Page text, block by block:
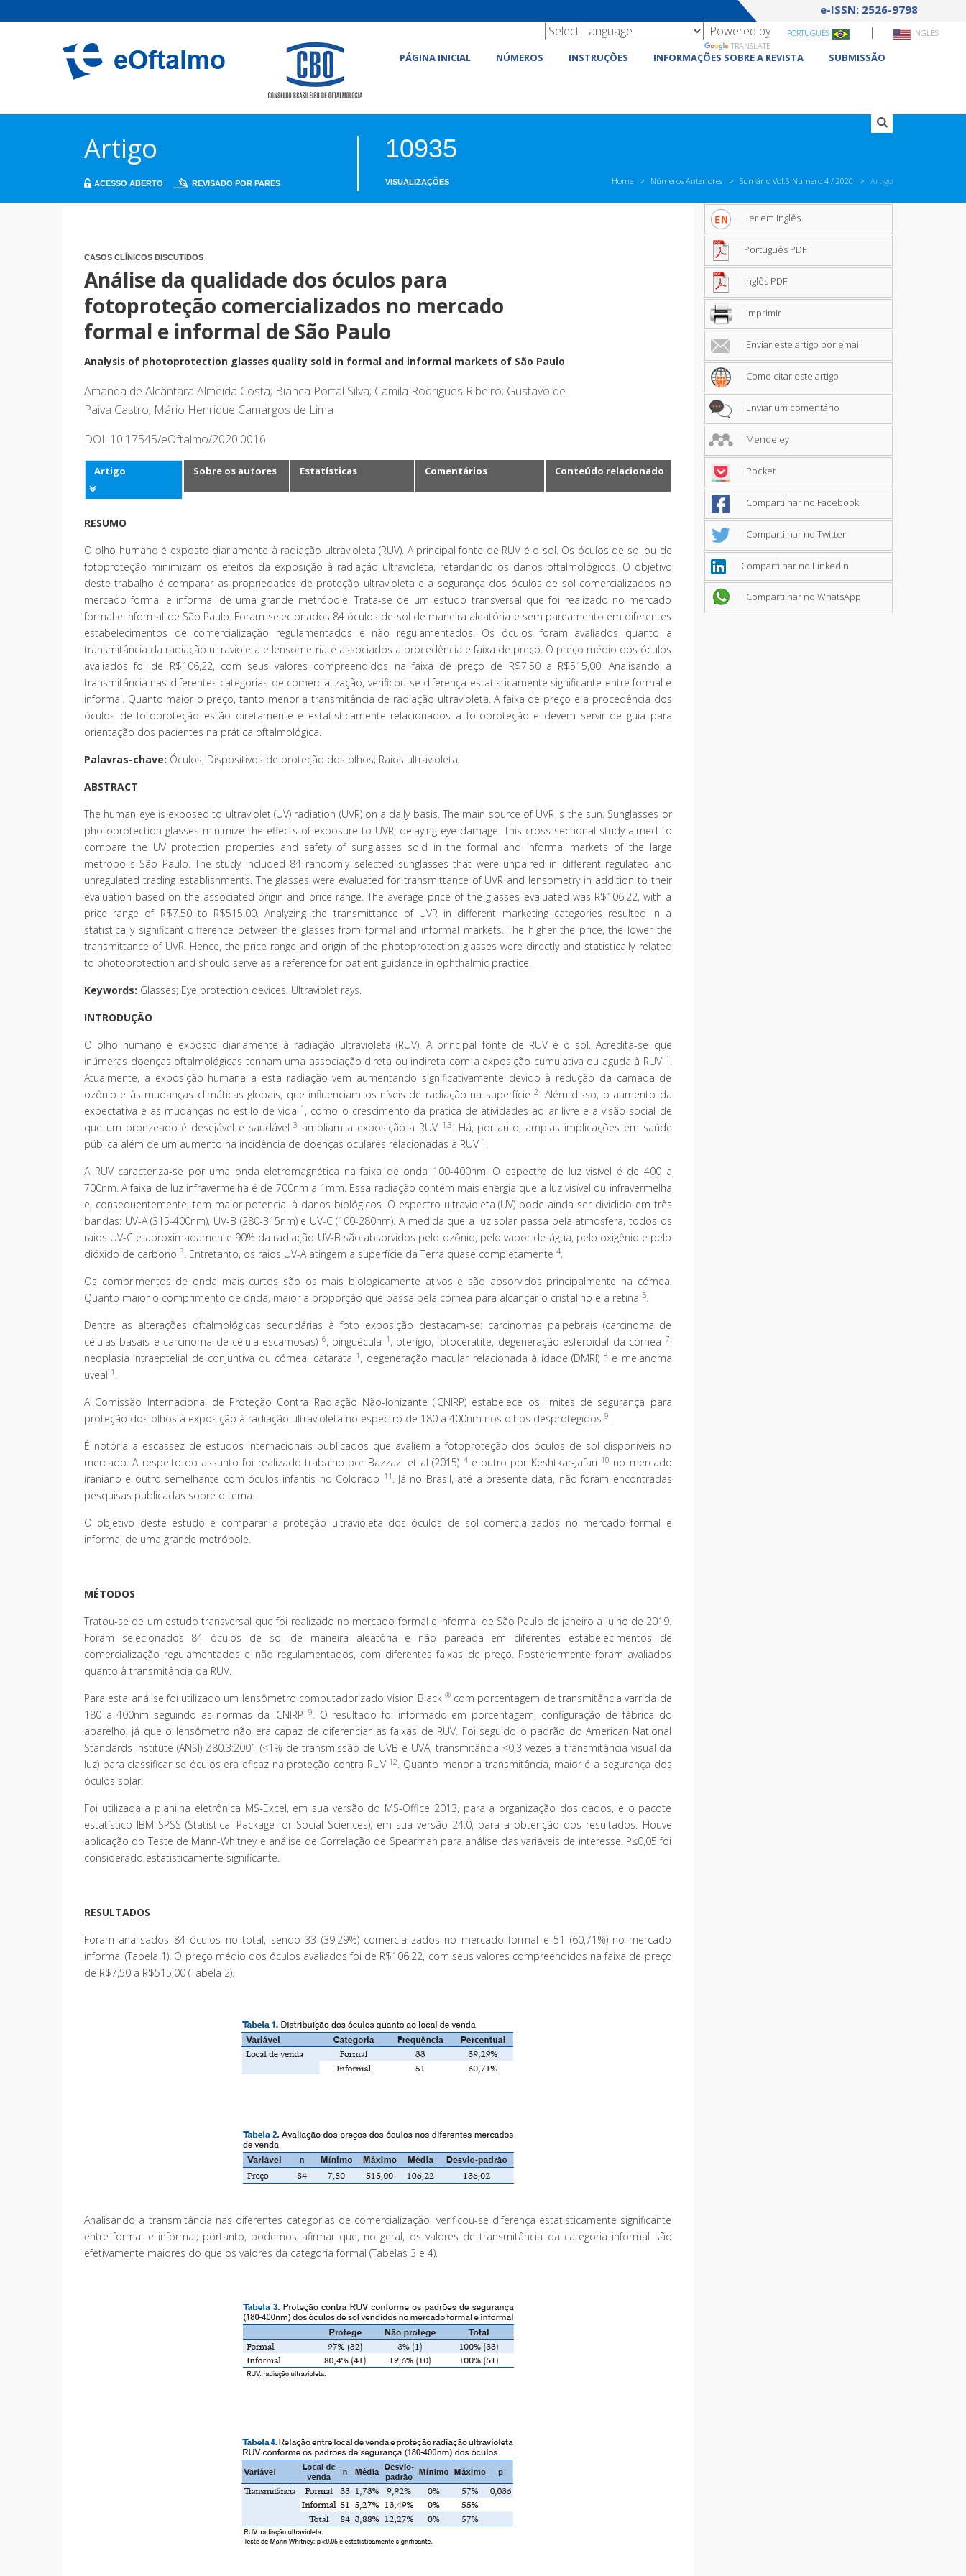
e-ISSN: 2526-9798
PÁGINA INICIAL NÚMEROS INSTRUÇÕES INFORMAÇÕES SOBRE A REVISTA SUBMISSÃO
PORTUGUÊS | INGLÊS
Powered by
TRANSLATE
Artigo
ACESSO ABERTO REVISADO POR PARES
10935
VISUALIZAÇÕES Home Números Anteriores Sumário Vol.6 Número 4 / 2020 Artigo
CASOS CLÍNICOS DISCUTIDOS
Análise da qualidade dos óculos para
fotoproteção comercializados no mercado
formal e informal de São Paulo
Analysis of photoprotection glasses quality sold in formal and informal markets of São Paulo
Amanda de Alcântara Almeida Costa; Bianca Portal Silva; Camila Rodrigues Ribeiro; Gustavo de
Paiva Castro; Mário Henrique Camargos de Lima
DOI: 10.17545/eOftalmo/2020.0016
Artigo Sobre os autores Estatísticas Comentários Conteúdo relacionado
RESUMO
O olho humano é exposto diariamente à radiação ultravioleta (RUV). A principal fonte de RUV é o sol. Os óculos de sol ou de
fotoproteção minimizam os efeitos da exposição à radiação ultravioleta, retardando os danos oftalmológicos. O objetivo
deste trabalho é comparar as propriedades de proteção ultravioleta e a segurança dos óculos de sol comercializados no
mercado formal e informal de uma grande metrópole. Trata-se de um estudo transversal que foi realizado no mercado
formal e informal de São Paulo. Foram selecionados 84 óculos de sol de maneira aleatória e sem pareamento em diferentes
estabelecimentos de comercialização regulamentados e não regulamentados. Os óculos foram avaliados quanto a
transmitância da radiação ultravioleta e lensometria e associados a procedência e faixa de preço. O preço médio dos óculos
avaliados foi de R$106,22, com seus valores compreendidos na faixa de preço de R$7,50 a R$515,00. Analisando a
transmitância nas diferentes categorias de comercialização, verificou-se diferença estatisticamente significante entre formal e
informal. Quanto maior o preço, tanto menor a transmitância de radiação ultravioleta. A faixa de preço e a procedência dos
óculos de fotoproteção estão diretamente e estatisticamente relacionados a fotoproteção e devem servir de guia para
orientação dos pacientes na prática oftalmológica.
Palavras-chave: Óculos; Dispositivos de proteção dos olhos; Raios ultravioleta.
ABSTRACT
The human eye is exposed to ultraviolet (UV) radiation (UVR) on a daily basis. The main source of UVR is the sun. Sunglasses or
photoprotection glasses minimize the effects of exposure to UVR, delaying eye damage. This cross-sectional study aimed to
compare the UV protection properties and safety of sunglasses sold in the formal and informal markets of the large
metropolis São Paulo. The study included 84 randomly selected sunglasses that were unpaired in different regulated and
unregulated trading establishments. The glasses were evaluated for transmittance of UVR and lensometry in addition to their
evaluation based on the associated origin and price range. The average price of the glasses evaluated was R$106.22, with a
price range of R$7.50 to R$515.00. Analyzing the transmittance of UVR in different marketing categories resulted in a
statistically significant difference between the glasses from formal and informal markets. The higher the price, the lower the
transmittance of UVR. Hence, the price range and origin of the photoprotection glasses were directly and statistically related
to photoprotection and should serve as a reference for patient guidance in ophthalmic practice.
Keywords: Glasses; Eye protection devices; Ultraviolet rays.
INTRODUÇÃO
O olho humano é exposto diariamente à radiação ultravioleta (RUV). A principal fonte de RUV é o sol. Acredita-se que
inúmeras doenças oftalmológicas tenham uma associação direta ou indireta com a exposição cumulativa ou aguda à RUV 1 .
Atualmente, a exposição humana a esta radiação vem aumentando significativamente devido à redução da camada de
ozônio e às mudanças climáticas globais, que influenciam os níveis de radiação na superfície2. Além disso, o aumento da
expectativa e as mudanças no estilo de vida 1 , como o crescimento da prática de atividades ao ar livre e a visão social de
que um bronzeado é desejável e saudável3 ampliam a exposição a RUV 1,3. Há, portanto, amplas implicações em saúde
pública além de um aumento na incidência de doenças oculares relacionadas à RUV 1 .
A RUV caracteriza-se por uma onda eletromagnética na faixa de onda 100-400nm. O espectro de luz visível é de 400 a
700nm. A faixa de luz infravermelha é de 700nm a 1mm. Essa radiação contém mais energia que a luz visível ou infravermelha
e, consequentemente, tem maior potencial à danos biológicos. O espectro ultravioleta (UV) pode ainda ser dividido em três
bandas: UV-A (315-400nm), UV-B (280-315nm) e UV-C (100-280nm). A medida que a luz solar passa pela atmosfera, todos os
raios UV-C e aproximadamente 90% da radiação UV-B são absorvidos pelo ozônio, pelo vapor de água, pelo oxigênio e pelo
dióxido de carbono 3. Entretanto, os raios UV-A atingem a superfície da Terra quase completamente 4.
Os comprimentos de onda mais curtos são os mais biologicamente ativos e são absorvidos principalmente na córnea.
Quanto maior o comprimento de onda, maior a proporção que passa pela córnea para alcançar o cristalino e a retina 5.
Dentre as alterações oftalmológicas secundárias à foto exposição destacam-se: carcinomas palpebrais (carcinoma de
células basais e carcinoma de célula escamosas) 6, pinguécula 1 , pterígio, fotoceratite, degeneração esferoidal da córnea 7,
neoplasia intraeptelial de conjuntiva ou córnea, catarata 1 , degeneração macular relacionada à idade (DMRI) 8 e melanoma
uveal 1 .
A Comissão Internacional de Proteção Contra Radiação Não-Ionizante (ICNIRP) estabelece os limites de segurança para
proteção dos olhos à exposição à radiação ultravioleta no espectro de 180 a 400nm nos olhos desprotegidos 9.
É notória a escassez de estudos internacionais publicados que avaliem a fotoproteção dos óculos de sol disponíveis no
mercado. A respeito do assunto foi realizado trabalho por Bazzazi et al (2015) 4e outro por Keshtkar-Jafari 10 no mercado
iraniano e outro semelhante com óculos infantis no Colorado 11 . Já no Brasil, até a presente data, não foram encontradas
pesquisas publicadas sobre o tema.
O objetivo deste estudo é comparar a proteção ultravioleta dos óculos de sol comercializados no mercado formal e
informal de uma grande metrópole.
MÉTODOS
Tratou-se de um estudo transversal que foi realizado no mercado formal e informal de São Paulo de janeiro a julho de 2019.
Foram selecionados 84 óculos de sol de maneira aleatória e não pareada em diferentes estabelecimentos de
comercialização regulamentados e não regulamentados, com diferentes faixas de preço. Posteriormente foram avaliados
quanto à transmitância da RUV.
Para esta análise foi utilizado um lensômetro computadorizado Vision Black ®com porcentagem de transmitância varrida de
180 a 400nm seguindo as normas da ICNIRP9. O resultado foi informado em porcentagem, configuração de fábrica do
aparelho, já que o lensômetro não era capaz de diferenciar as faixas de RUV. Foi seguido o padrão do American National
Standards Institute (ANSI) Z80.3:2001 (<1% de transmissão de UVB e UVA, transmitância <0,3 vezes a transmitância visual da
luz) para classificar se óculos era eficaz na proteção contra RUV 12. Quanto menor a transmitância, maior é a segurança dos
óculos solar.
Foi utilizada a planilha eletrônica MS-Excel, em sua versão do MS-Office 2013, para a organização dos dados, e o pacote
estatístico IBM SPSS (Statistical Package for Social Sciences), em sua versão 24.0, para a obtenção dos resultados. Houve
aplicação do Teste de Mann-Whitney e análise de Correlação de Spearman para análise das variáveis de interesse. P≤0,05 foi
considerado estatisticamente significante.
RESULTADOS
Foram analisados 84 óculos no total, sendo 33 (39,29%) comercializados no mercado formal e 51 (60,71%) no mercado
informal (Tabela 1). O preço médio dos óculos avaliados foi de R$106.22, com seus valores compreendidos na faixa de preço
de R$7,50 a R$515,00 (Tabela 2).
Analisando a transmitância nas diferentes categorias de comercialização, verificou-se diferença estatisticamente significante
entre formal e informal; portanto, podemos afirmar que, no geral, os valores de transmitância da categoria informal são
efetivamente maiores do que os valores da categoria formal (Tabelas 3 e 4).
Ler em inglês
Português PDF
Inglês PDF
Imprimir
Enviar este artigo por email
Como citar este artigo
Enviar um comentário
Mendeley
Pocket
Compartilhar no Facebook
Compartilhar no Twitter
Compartilhar no Linkedin
Compartilhar no WhatsApp